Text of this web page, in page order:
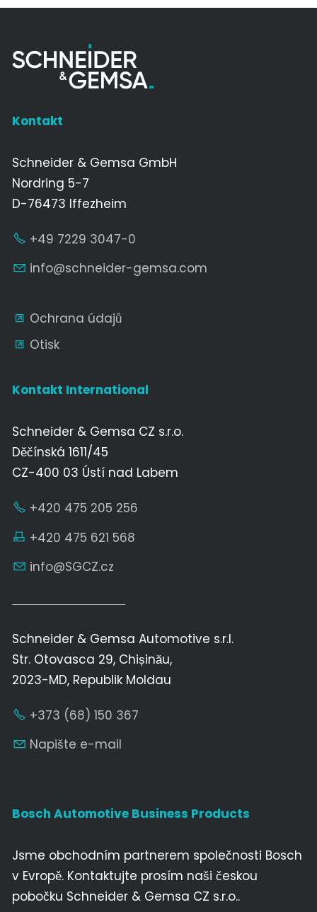
Kontakt
Schneider & Gemsa GmbH
Nordring 5-7
D-76473 Iffezheim
+49 7229 3047-0
nf
schn d r-g ms c m
Ochrana údajů
Otisk
Kontakt International
Schneider & Gemsa CZ s.r.o.
Děčínská 1611/45
CZ-400 03 Ústí nad Labem
+420 475 205 256
+420 475 621 568
nf
SGCZ cz
Schneider & Gemsa Automotive s.r.l.
Str. Otovasca 29, Chișinău,
2023-MD, Republik Moldau
+373 (68) 150 367
Napište e-mail
Bosch Automotive Business Products
Jsme obchodním partnerem společnosti Bosch
v Evropě. Kontaktujte prosím naši českou
pobočku Schneider & Gemsa CZ s.r.o..